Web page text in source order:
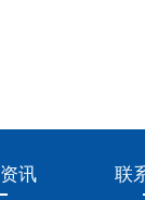
讯 联